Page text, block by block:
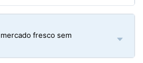
fresco sem